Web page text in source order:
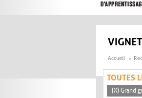
Accueil
TOUTES
(X) Grand